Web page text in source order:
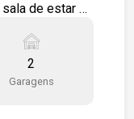
de estar e
um lavabo e
forno
2
Garagens